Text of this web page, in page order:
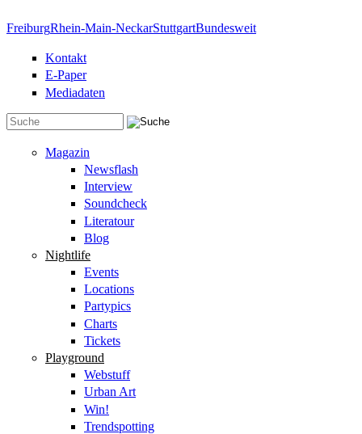
FreiburgRhein-Main-NeckarStuttgartBundesweit
Kontakt
E-Paper
Mediadaten
Magazin
Newsflash
Interview
Soundcheck
Literatour
Blog
Nightlife
Events
Locations
Partypics
Charts
Tickets
Playground
Webstuff
Urban Art
Win!
Trendspotting